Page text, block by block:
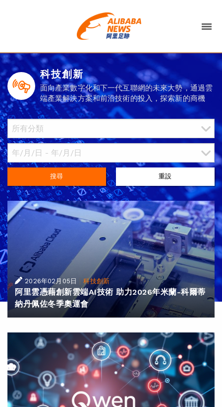
科技創新
面向產業數字化和下一代互聯網的未來大勢，通過雲
端產業解決方案和前沿技術的投入，探索新的商機
搜尋 重設
2026年02月05日 |科技創新
阿里雲憑藉創新雲端AI技術 助力2026年米蘭-科爾蒂
納丹佩佐冬季奧運會